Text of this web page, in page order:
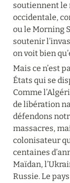
soutiennent le
occidentale,
ou le Morning
soutenir
on voit bien
Mais ce n’est
États qui se
Comme
de libération
défendons
massacres,
colonisateur
centaines
Maïdan,
Russie. Le